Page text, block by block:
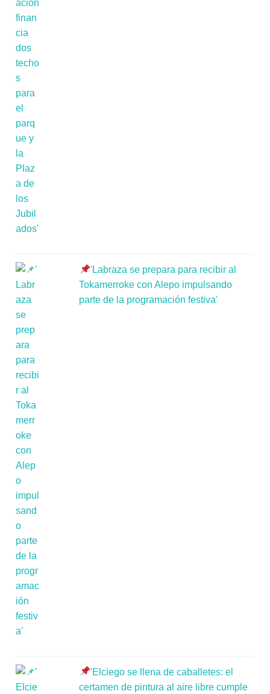
'Labraza se prepara para recibir al
Tokamerroke con Alepo impulsando
parte de la programación festiva'
'Elciego se llena de caballetes: el
certamen de pintura al aire libre cumple